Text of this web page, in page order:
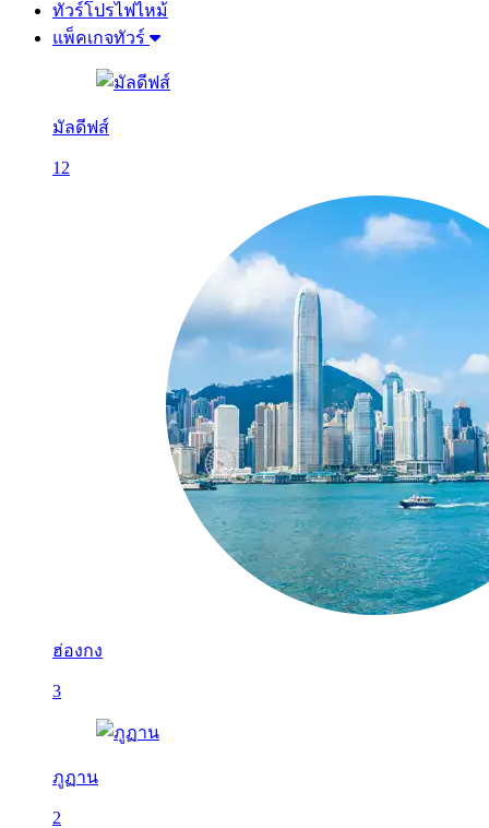
ทัวร์โปรไฟไหม้
แพ็คเกจทัวร์
มัลดีฟส์
12
ฮ่องกง
3
ภูฏาน
2